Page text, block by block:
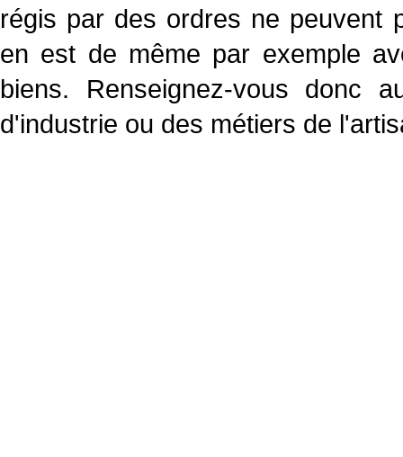
régis par des ordres ne peuvent
en est de même par exemple
biens. Renseignez-vous donc
d'industrie ou des métiers de